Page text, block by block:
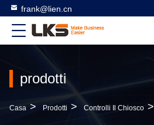
frank@lien.cn
prodotti
Casa > Prodotti > Controlli Il Chiosco >